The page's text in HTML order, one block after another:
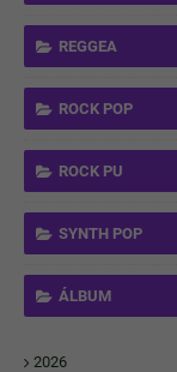
REGGEA
ROCK POP
ROCK PU
SYNTH POP
ÁLBUM
2026